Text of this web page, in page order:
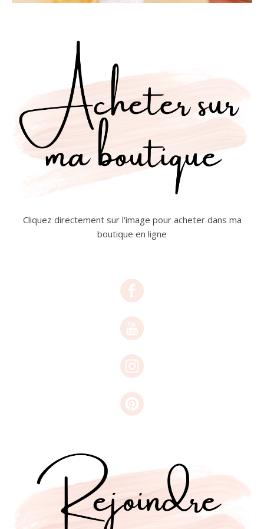
Cliquez directement sur l'image pour acheter dans ma
boutique en ligne